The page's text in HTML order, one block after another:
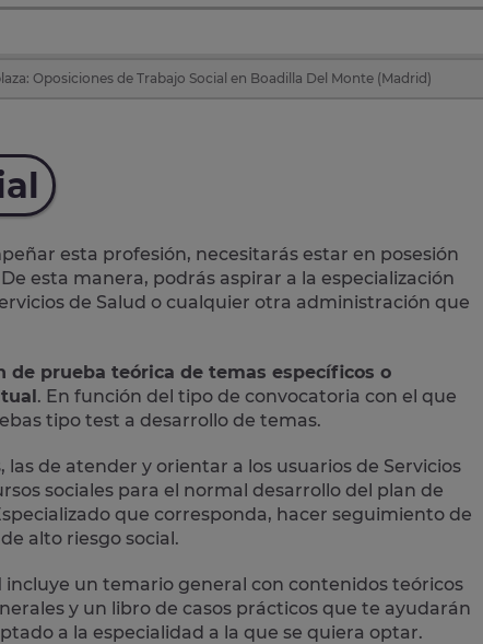
Oposiciones de Trabajo Social en Boadilla Del Monte (Madrid)
esta profesión, necesitarás estar en posesión
esta manera, podrás aspirar a la especialización
de Salud o cualquier otra administración que
de prueba teórica de temas específicos o
. En función del tipo de convocatoria con el que
tipo test a desarrollo de temas.
las de atender y orientar a los usuarios de Servicios
sociales para el normal desarrollo del plan de
que corresponda, hacer seguimiento de
alto riesgo social.
incluye un temario general con contenidos teóricos
y un libro de casos prácticos que te ayudarán
a la especialidad a la que se quiera optar.